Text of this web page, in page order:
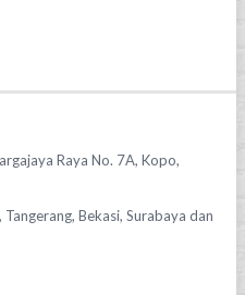
Raya No. 7A, Kopo,
Bekasi, Surabaya dan